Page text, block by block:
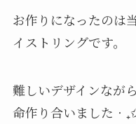
お作りになったのは
イストリングです。
難しいデザインなが
命作り合いました